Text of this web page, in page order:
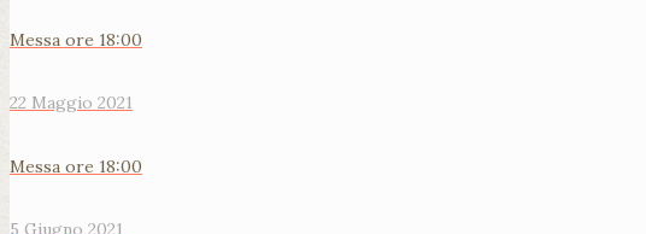
Messa ore 18:00
22 Maggio 2021
Messa ore 18:00
5 Giugno 2021